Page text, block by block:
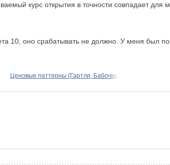
курс открытия в точности совпадает
10, оно срабатывать не должно. У меня был
Ценовые паттерны (Гартли, Бабочка,